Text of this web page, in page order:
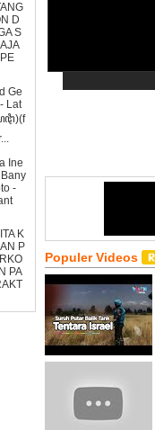
D
S
Ge
Lat
Ine
-
K
P
PA
Populer Videos